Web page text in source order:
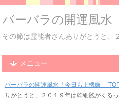
バーバラの開運風水
その節は霊能者さんありがとうと、
メニュー
バーバラの開運風水「今日も上機嫌」
りがとうと、２０１９年は幹細胞がくる